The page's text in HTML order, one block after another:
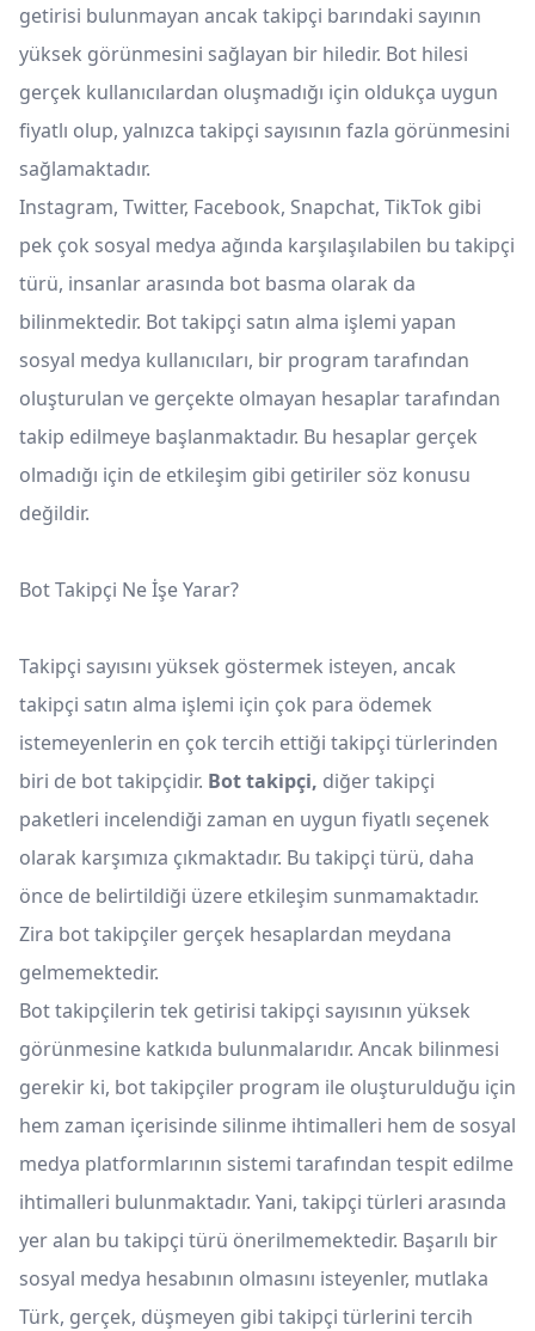
getirisi bulunmayan ancak takipçi barındaki sayının
yüksek görünmesini sağlayan bir hiledir. Bot hilesi
gerçek kullanıcılardan oluşmadığı için oldukça uygun
fiyatlı olup, yalnızca takipçi sayısının fazla görünmesini
sağlamaktadır.
Instagram, Twitter, Facebook, Snapchat, TikTok gibi
pek çok sosyal medya ağında karşılaşılabilen bu takipçi
türü, insanlar arasında bot basma olarak da
bilinmektedir. Bot takipçi satın alma işlemi yapan
sosyal medya kullanıcıları, bir program tarafından
oluşturulan ve gerçekte olmayan hesaplar tarafından
takip edilmeye başlanmaktadır. Bu hesaplar gerçek
olmadığı için de etkileşim gibi getiriler söz konusu
değildir.
Bot Takipçi Ne İşe Yarar?
Takipçi sayısını yüksek göstermek isteyen, ancak
takipçi satın alma işlemi için çok para ödemek
istemeyenlerin en çok tercih ettiği takipçi türlerinden
biri de bot takipçidir. Bot takipçi, diğer takipçi
paketleri incelendiği zaman en uygun fiyatlı seçenek
olarak karşımıza çıkmaktadır. Bu takipçi türü, daha
önce de belirtildiği üzere etkileşim sunmamaktadır.
Zira bot takipçiler gerçek hesaplardan meydana
gelmemektedir.
Bot takipçilerin tek getirisi takipçi sayısının yüksek
görünmesine katkıda bulunmalarıdır. Ancak bilinmesi
gerekir ki, bot takipçiler program ile oluşturulduğu için
hem zaman içerisinde silinme ihtimalleri hem de sosyal
medya platformlarının sistemi tarafından tespit edilme
ihtimalleri bulunmaktadır. Yani, takipçi türleri arasında
yer alan bu takipçi türü önerilmemektedir. Başarılı bir
sosyal medya hesabının olmasını isteyenler, mutlaka
Türk, gerçek, düşmeyen gibi takipçi türlerini tercih